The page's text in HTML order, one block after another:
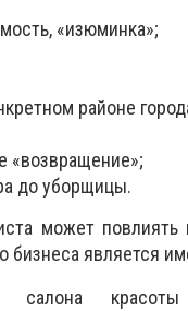
«изюминка»;
районе
«возвращение»;
до уборщицы.
может повлиять
бизнеса является
салона красоты